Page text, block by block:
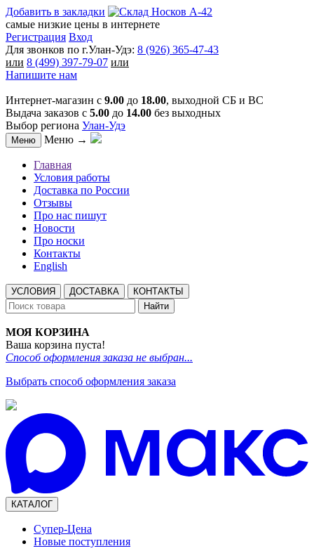
Добавить в закладки
самые низкие цены в интернете
Регистрация Вход
Для звонков по г.Улан-Удэ: 8 (926) 365-47-43
или 8 (499) 397-79-07 или
Напишите нам
Интернет-магазин с 9.00 до 18.00, выходной СБ и ВС
Выдача заказов с 5.00 до 14.00 без выходных
Выбор региона Улан-Удэ
Меню Меню →
Главная
Условия работы
Доставка по России
Отзывы
Про нас пишут
Новости
Про носки
Контакты
English
УСЛОВИЯ ДОСТАВКА
КОНТАКТЫ
Найти
МОЯ КОРЗИНА
Ваша корзина пуста!
Способ оформления заказа не выбран...
Выбрать способ оформления заказа
КАТАЛОГ
Супер-Цена
Новые поступления